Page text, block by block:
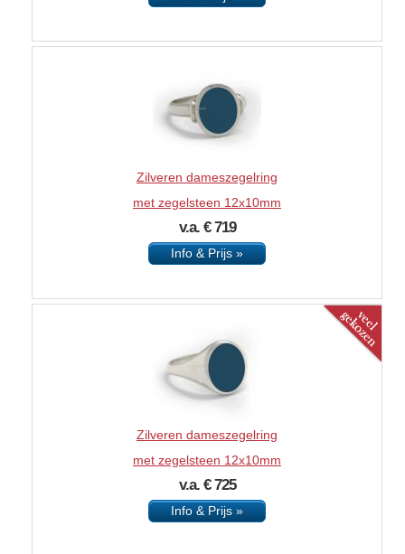
Zilveren dameszegelring
met zegelsteen 12x10mm
v.a. € 719
Info & Prijs »
Zilveren dameszegelring
met zegelsteen 12x10mm
v.a. € 725
Info & Prijs »